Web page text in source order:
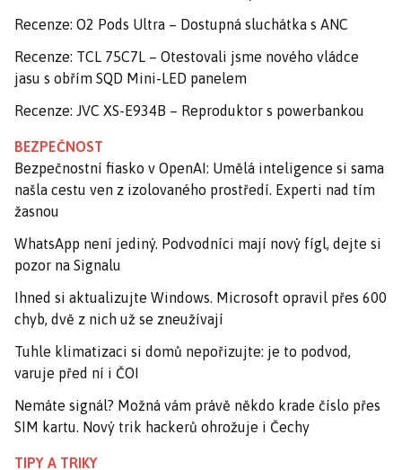
Recenze: O2 Pods Ultra – Dostupná sluchátka s ANC
Recenze: TCL 75C7L – Otestovali jsme nového vládce
jasu s obřím SQD Mini-LED panelem
Recenze: JVC XS-E934B – Reproduktor s powerbankou
BEZPEČNOST
Bezpečnostní fiasko v OpenAI: Umělá inteligence si sama
našla cestu ven z izolovaného prostředí. Experti nad tím
žasnou
WhatsApp není jediný. Podvodníci mají nový fígl, dejte si
pozor na Signalu
Ihned si aktualizujte Windows. Microsoft opravil přes 600
chyb, dvě z nich už se zneužívají
Tuhle klimatizaci si domů nepořizujte: je to podvod,
varuje před ní i ČOI
Nemáte signál? Možná vám právě někdo krade číslo přes
SIM kartu. Nový trik hackerů ohrožuje i Čechy
TIPY A TRIKY